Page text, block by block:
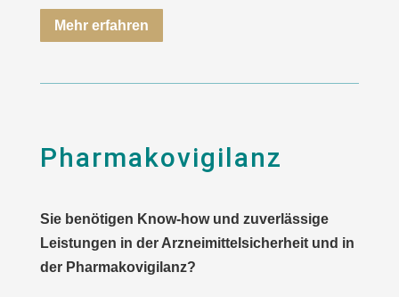
Mehr erfahren
Pharmakovigilanz
Sie benötigen Know-how und zuverlässige
Leistungen in der Arzneimittelsicherheit und in
der Pharmakovigilanz?